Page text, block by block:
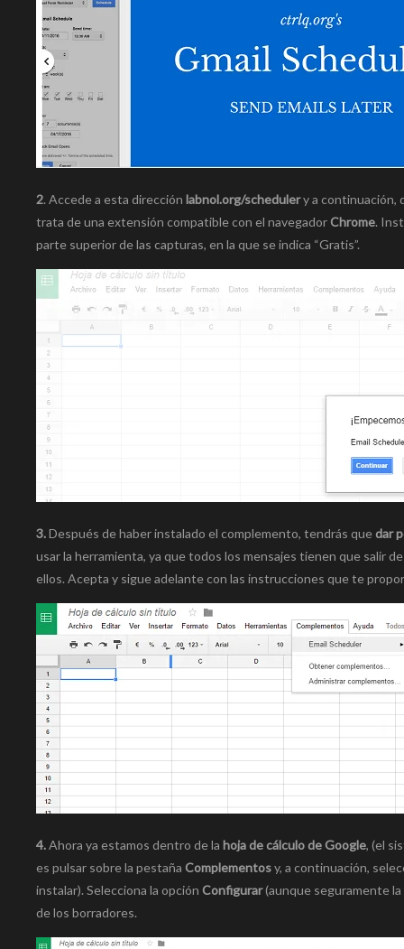
2. Accede a esta dirección labnol.org/schedulery a continuación,
trata de una extensión compatible con el navegadorChrome.
parte superior de las capturas, en la que se indica “Gratis”.
3.Después de haber instalado el complemento, tendrás quedar
usar la herramienta, ya que todos los mensajes tienen que salir
ellos. Acepta y sigue adelante con las instrucciones que te
4.Ahora ya estamos dentro de la hoja de cálculo de Google, (el
es pulsar sobre la pestaña Complementosy, a continuación,
instalar). Selecciona la opción Configurar(aunque seguramente
de los borradores.